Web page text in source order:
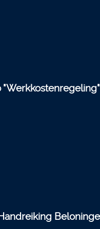
"Werkkostenregeling"